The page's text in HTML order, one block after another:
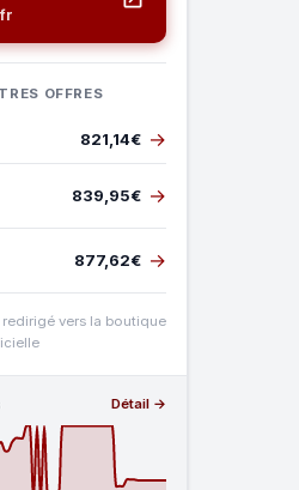
OFFRES
821,14€ →
839,95€ →
877,62€ →
redirigé vers la boutique
Détail →